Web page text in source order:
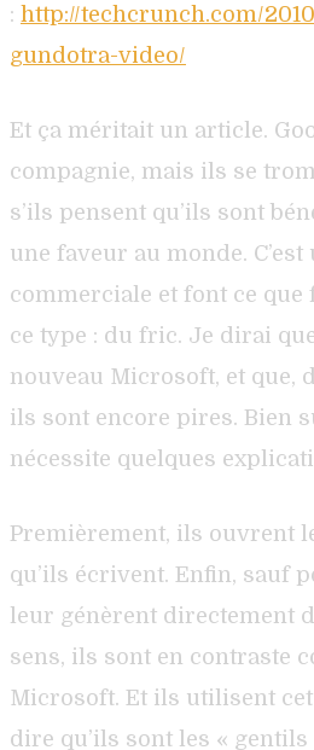
: http://techcrunch.com/
gundotra-video/
Et ça méritait un article.
compagnie, mais ils se
s’ils pensent qu’ils sont
une faveur au monde. C’est
commerciale et font ce que
ce type : du fric. Je dirai
nouveau Microsoft, et que,
ils sont encore pires. Bien
nécessite quelques
Premièrement, ils ouvrent
qu’ils écrivent. Enfin, sauf
leur génèrent directement
sens, ils sont en contraste
Microsoft. Et ils utilisent
dire qu’ils sont les « gentils